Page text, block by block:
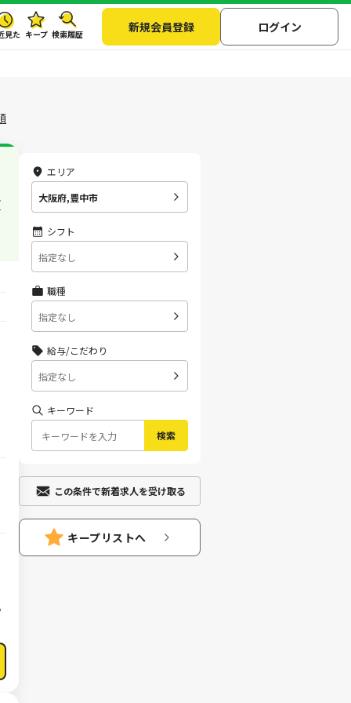
見た キープ 検索履歴 新規会員登録 ログイン
エリア
大阪府,豊中市
シフト
指定なし
職種
指定なし
給与/こだわり
指定なし
キーワード
検索
この条件で新着求人を受け取る
キープリストへ